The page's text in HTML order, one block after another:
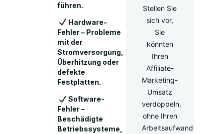
führen.
Hardware-
Fehler – Probleme
mit der
Stromversorgung,
Überhitzung oder
defekte
Festplatten.
Software-
Fehler –
Beschädigte
Betriebssysteme,
Stellen Sie
sich vor,
Sie
könnten
Ihren
Affiliate-
Marketing-
Umsatz
verdoppeln,
ohne Ihren
Arbeitsaufwand